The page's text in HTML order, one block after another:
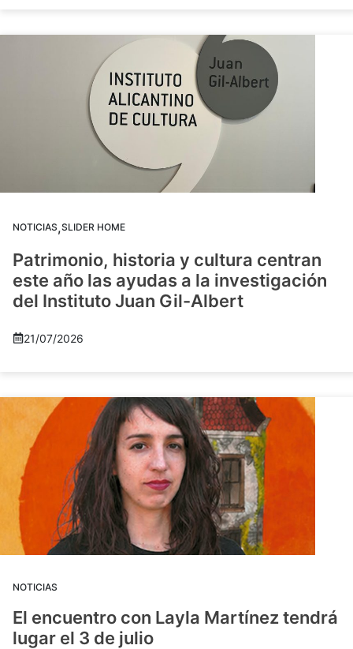
NOTICIAS,SLIDER HOME
Patrimonio, historia y cultura centran
este año las ayudas a la investigación
del Instituto Juan Gil-Albert
21/07/2026
NOTICIAS
El encuentro con Layla Martínez tendrá
lugar el 3 de julio